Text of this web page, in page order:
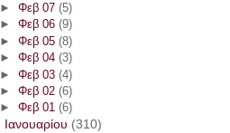
► Φεβ 07 (5)
► Φεβ 06 (9)
► Φεβ 05 (8)
► Φεβ 04 (3)
► Φεβ 03 (4)
► Φεβ 02 (6)
► Φεβ 01 (6)
Ιανουαρίου (310)